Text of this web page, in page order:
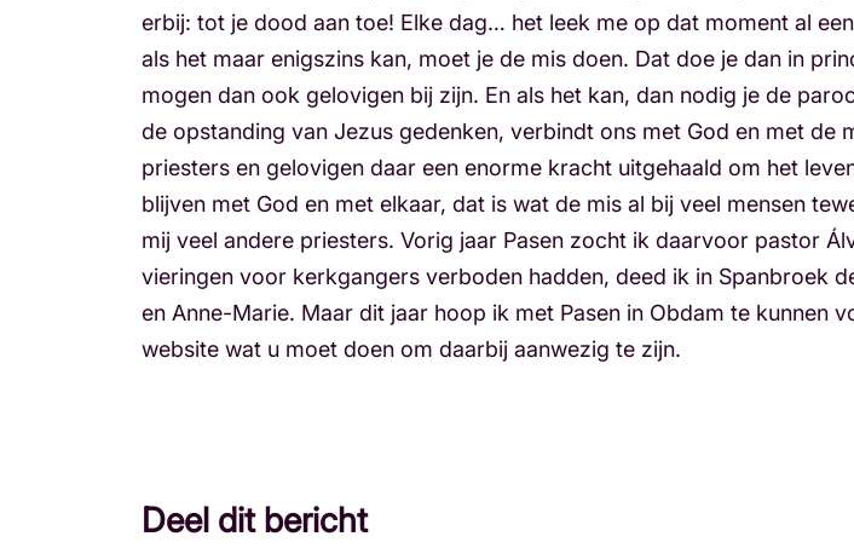
erbij: tot je dood aan toe! Elke dag… het leek me op dat moment al
als het maar enigszins kan, moet je de mis doen. Dat doe je dan in
mogen dan ook gelovigen bij zijn. En als het kan, dan nodig je de
de opstanding van Jezus gedenken, verbindt ons met God en met de
priesters en gelovigen daar een enorme kracht uitgehaald om het
blijven met God en met elkaar, dat is wat de mis al bij veel mensen
mij veel andere priesters. Vorig jaar Pasen zocht ik daarvoor pastor
vieringen voor kerkgangers verboden hadden, deed ik in Spanbroek
en Anne-Marie. Maar dit jaar hoop ik met Pasen in Obdam te kunnen
website wat u moet doen om daarbij aanwezig te zijn.
Deel dit bericht